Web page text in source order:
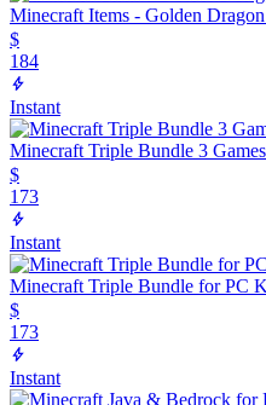
Minecraft Items - Golden
$
184
Instant
Minecraft Triple Bundle 3
$
173
Instant
Minecraft Triple Bundle for PC
$
173
Instant